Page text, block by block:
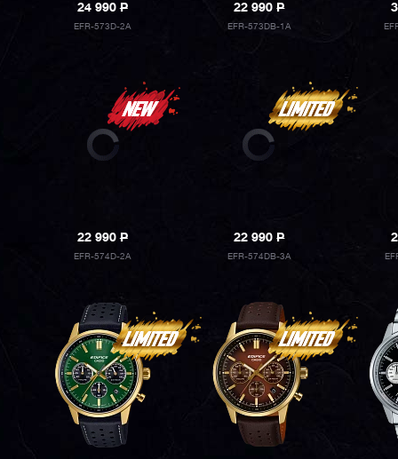
24 990P
EFR-573D-2A
22 990P
EFR-573DB-1A
22 990P
EFR-574D-2A
22 990P
EFR-574DB-3A